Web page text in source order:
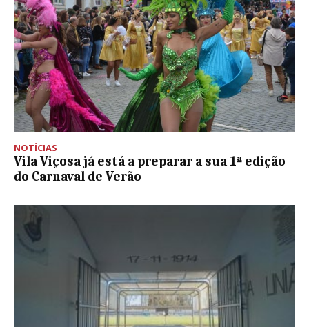
NOTÍCIAS
Vila Viçosa já está a preparar a sua 1ª edição
do Carnaval de Verão